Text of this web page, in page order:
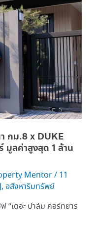
กม.8 x DUKE
มูลค่าสูงสุด 1 ล้าน
Mentor/ 11
, อสังหาริมทรัพย์
เดอะ ปาล์ม คอร์ทยาร